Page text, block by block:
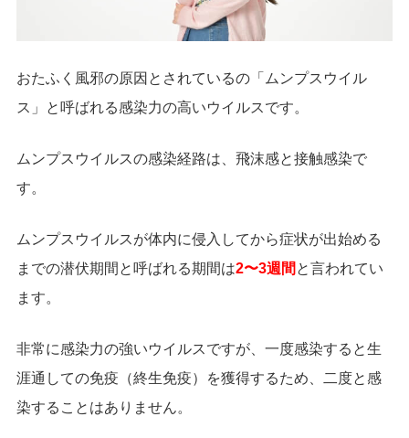
おたふく風邪の原因とされているの「ムンプスウイル
ス」と呼ばれる感染力の高いウイルスです。
ムンプスウイルスの感染経路は、飛沫感と接触感染で
す。
ムンプスウイルスが体内に侵入してから症状が出始める
までの潜伏期間と呼ばれる期間は2〜3週間 と言われてい
ます。
非常に感染力の強いウイルスですが、一度感染すると生
涯通しての免疫（終生免疫）を獲得するため、二度と感
染することはありません。